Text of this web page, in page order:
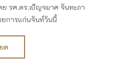
ย รศ.ดร.เบ็ญจมาศ จันทะภา
การแก่นจันท์วันนี้
ด